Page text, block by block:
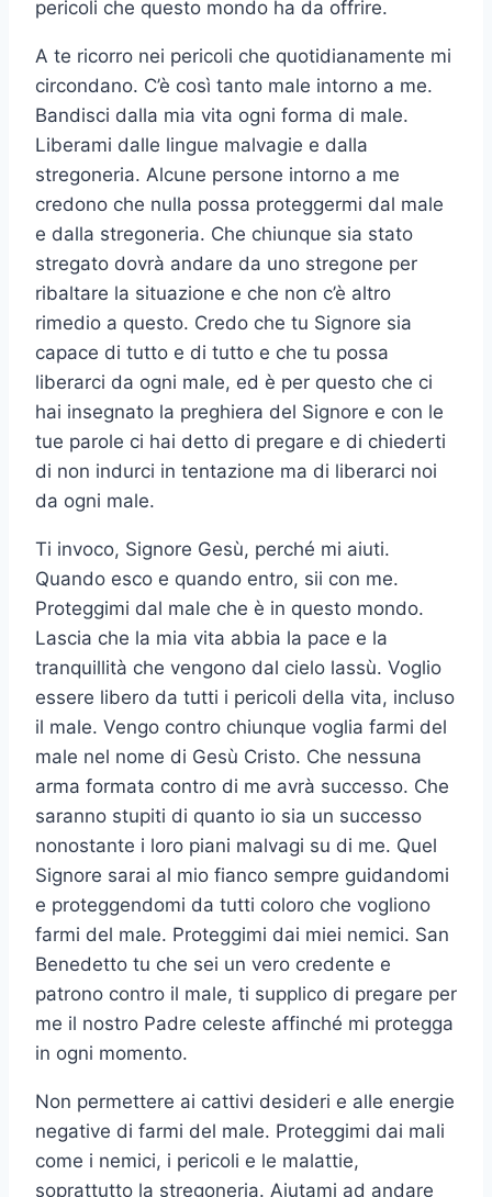
pericoli che questo mondo ha da offrire.
A te ricorro nei pericoli che quotidianamente mi
circondano. C’è così tanto male intorno a me.
Bandisci dalla mia vita ogni forma di male.
Liberami dalle lingue malvagie e dalla
stregoneria. Alcune persone intorno a me
credono che nulla possa proteggermi dal male
e dalla stregoneria. Che chiunque sia stato
stregato dovrà andare da uno stregone per
ribaltare la situazione e che non c’è altro
rimedio a questo. Credo che tu Signore sia
capace di tutto e di tutto e che tu possa
liberarci da ogni male, ed è per questo che ci
hai insegnato la preghiera del Signore e con le
tue parole ci hai detto di pregare e di chiederti
di non indurci in tentazione ma di liberarci noi
da ogni male.
Ti invoco, Signore Gesù, perché mi aiuti.
Quando esco e quando entro, sii con me.
Proteggimi dal male che è in questo mondo.
Lascia che la mia vita abbia la pace e la
tranquillità che vengono dal cielo lassù. Voglio
essere libero da tutti i pericoli della vita, incluso
il male. Vengo contro chiunque voglia farmi del
male nel nome di Gesù Cristo. Che nessuna
arma formata contro di me avrà successo. Che
saranno stupiti di quanto io sia un successo
nonostante i loro piani malvagi su di me. Quel
Signore sarai al mio fianco sempre guidandomi
e proteggendomi da tutti coloro che vogliono
farmi del male. Proteggimi dai miei nemici. San
Benedetto tu che sei un vero credente e
patrono contro il male, ti supplico di pregare per
me il nostro Padre celeste affinché mi protegga
in ogni momento.
Non permettere ai cattivi desideri e alle energie
negative di farmi del male. Proteggimi dai mali
come i nemici, i pericoli e le malattie,
soprattutto la stregoneria. Aiutami ad andare